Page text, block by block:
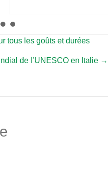
tous les goûts et durées
de l’UNESCO en Italie →